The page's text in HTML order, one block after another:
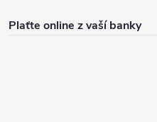
Plaťte online z vaší banky